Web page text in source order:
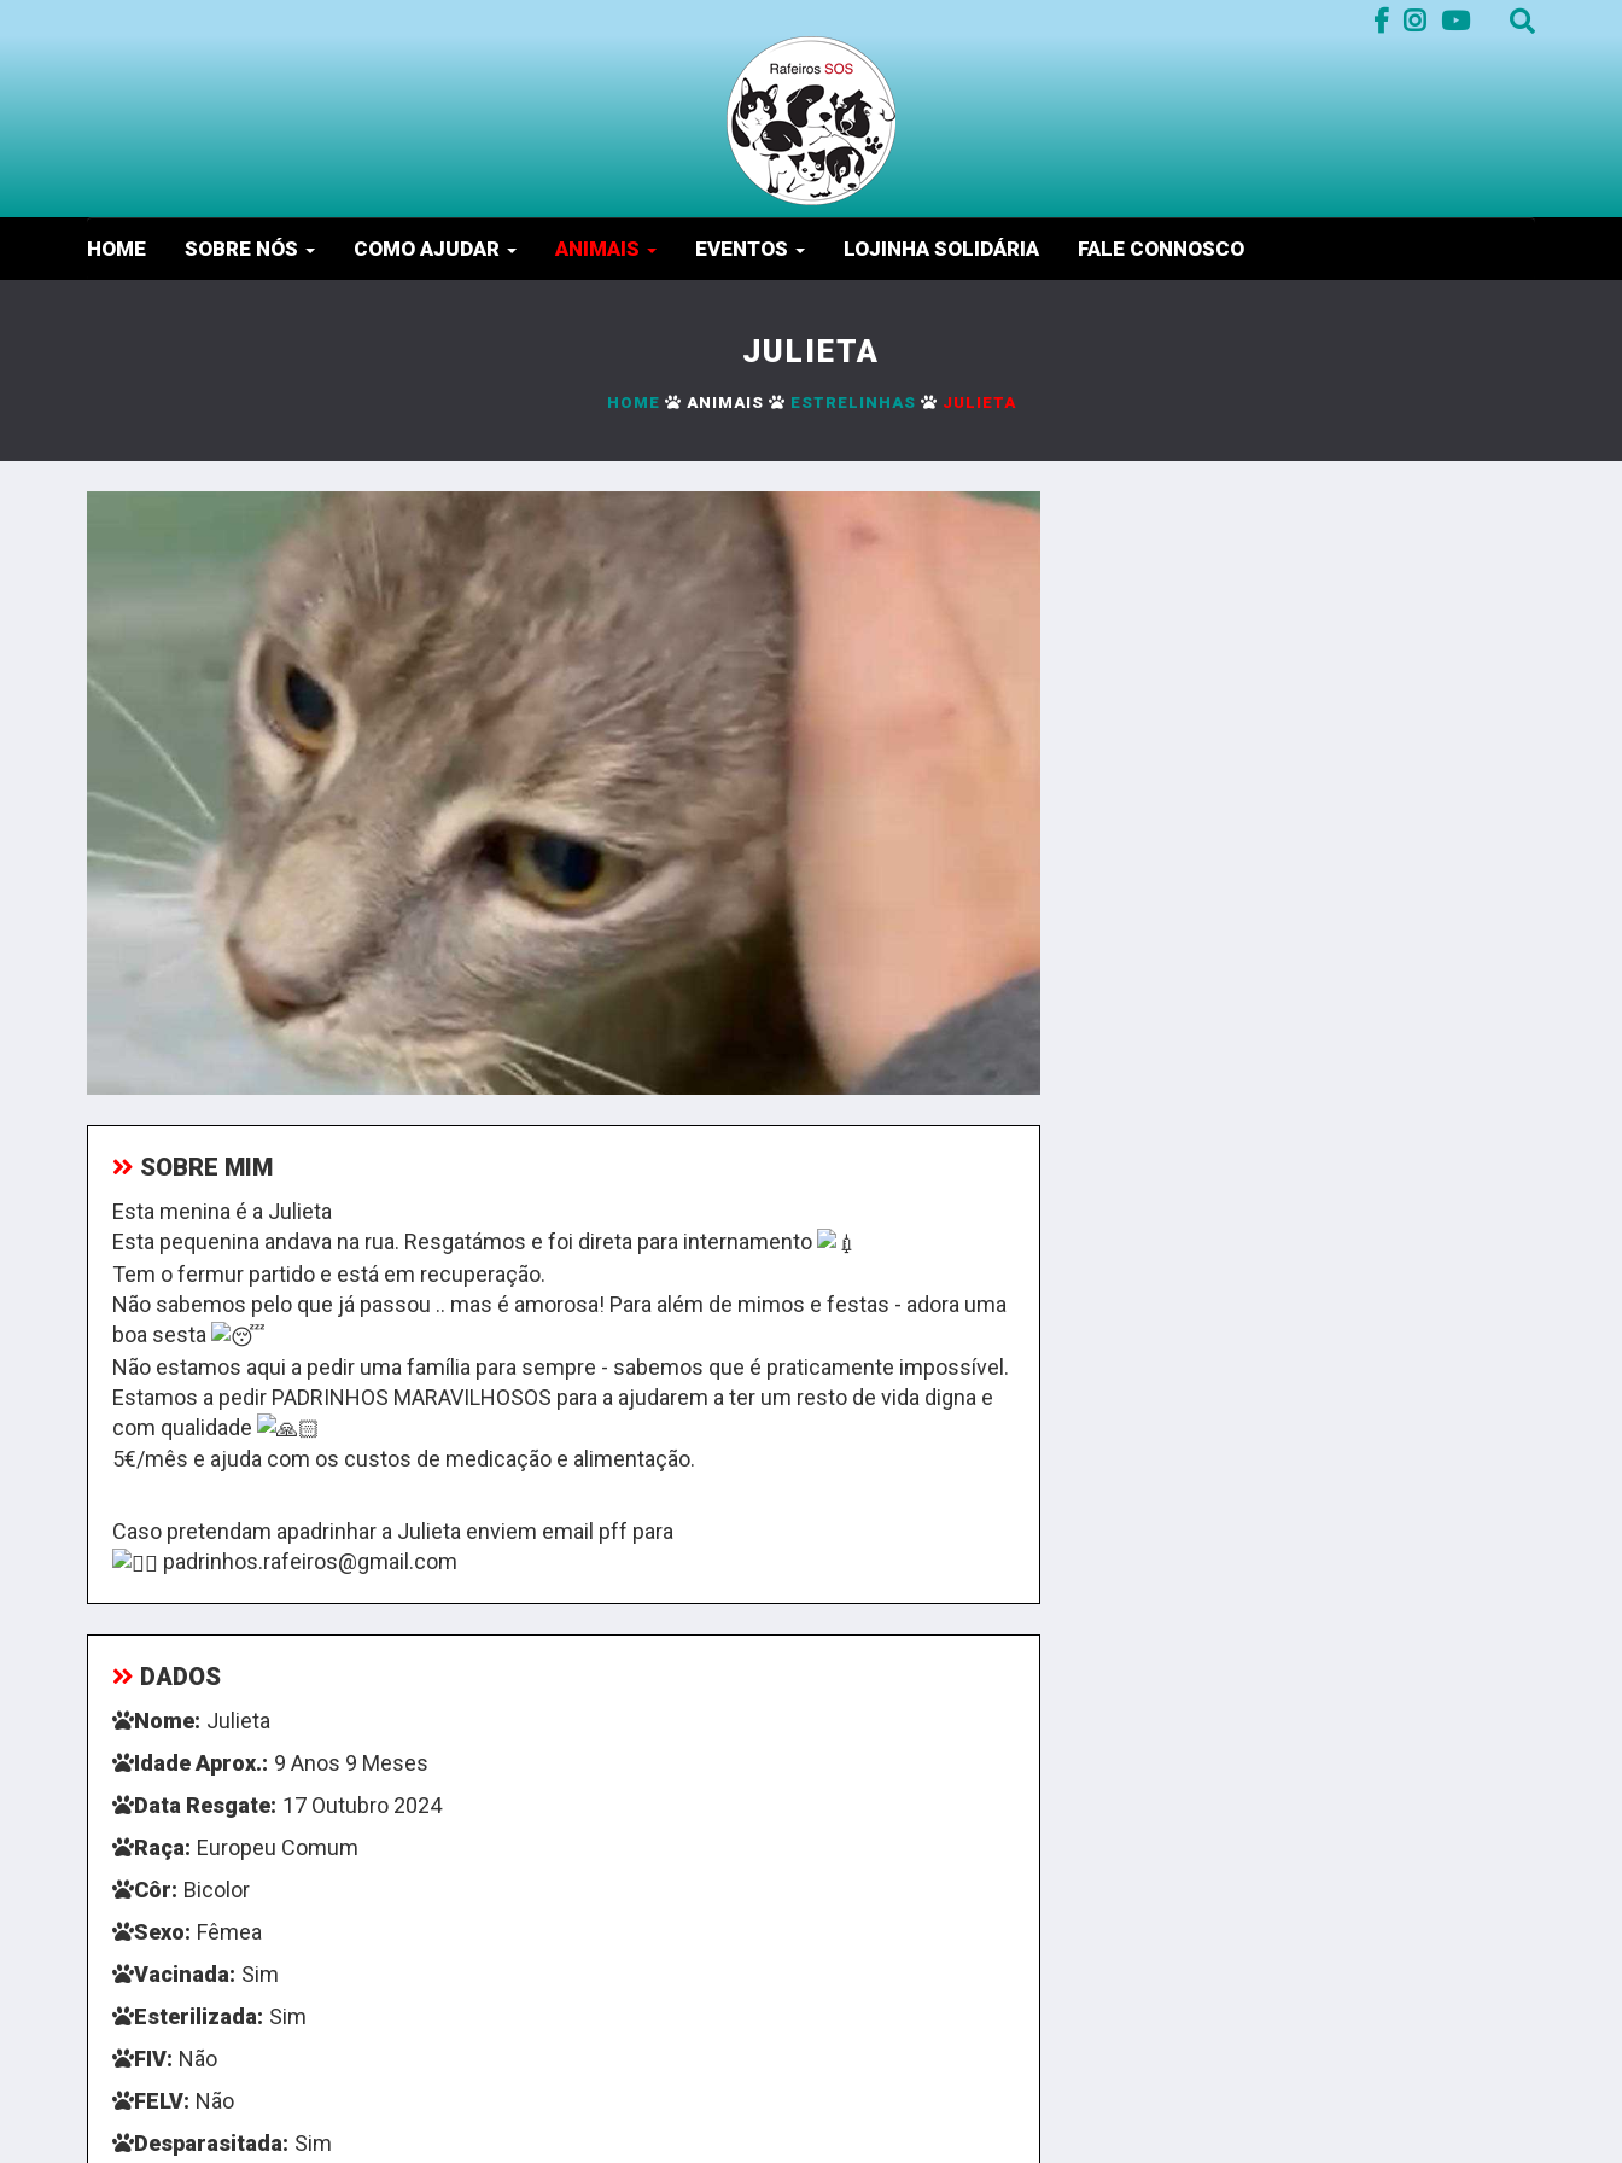
HOME SOBRE NÓS COMO AJUDAR ANIMAIS EVENTOS LOJINHA SOLIDÁRIA FALE CONNOSCO
JULIETA
HOME ANIMAIS ESTRELINHAS JULIETA
SOBRE MIM
Esta menina é a Julieta
Esta pequenina andava na rua. Resgatámos e foi direta para internamento
Tem o fermur partido e está em recuperação.
Não sabemos pelo que já passou .. mas é amorosa! Para além de mimos e festas - adora uma
boa sesta
Não estamos aqui a pedir uma família para sempre - sabemos que é praticamente impossível.
Estamos a pedir PADRINHOS MARAVILHOSOS para a ajudarem a ter um resto de vida digna e
com qualidade
5€/mês e ajuda com os custos de medicação e alimentação.
Caso pretendam apadrinhar a Julieta enviem email pff para
padrinhos.rafeiros@gmail.com
DADOS
Nome: Julieta
Idade Aprox.: 9 Anos 9 Meses
Data Resgate: 17 Outubro 2024
Raça: Europeu Comum
Côr: Bicolor
Sexo: Fêmea
Vacinada: Sim
Esterilizada: Sim
FIV: Não
FELV: Não
Desparasitada: Sim